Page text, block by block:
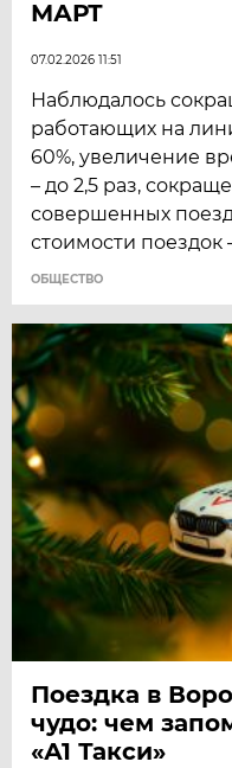
МАРТ
07.02.2026 11:51
Наблюдалось
работающих на
60%, увеличение
– до 2,5 раз,
совершенных
стоимости поездок
ОБЩЕСТВО
Поездка в
чудо: чем
«А1 Такси»